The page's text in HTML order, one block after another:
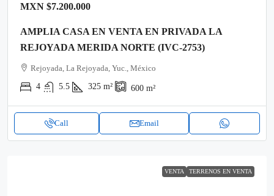
MXN $7.200.000
AMPLIA CASA EN VENTA EN PRIVADA LA
REJOYADA MERIDA NORTE (IVC-2753)
Rejoyada, La Rejoyada, Yuc., México
4 5.5 325 m² 600 m²
Call Email
VENTA TERRENOS EN VENTA